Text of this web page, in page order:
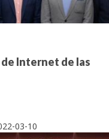
Internet de las
03-10